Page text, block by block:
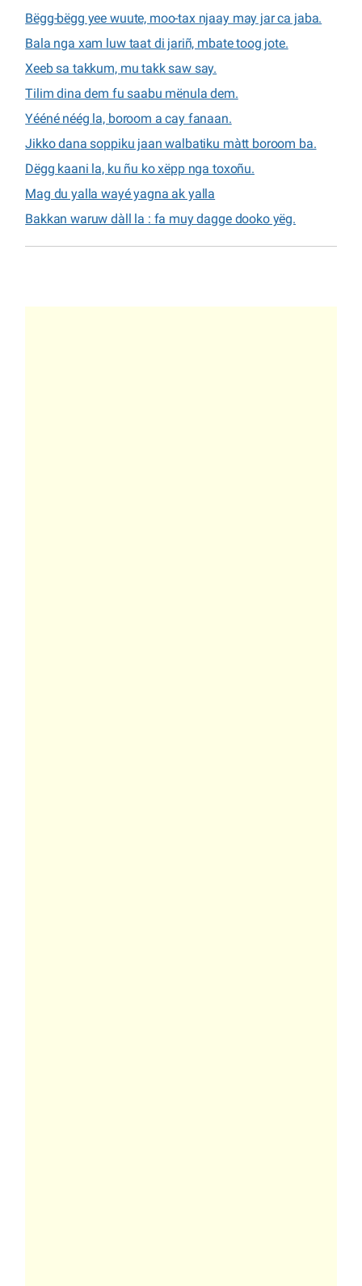
Bëgg-bëgg yee wuute, moo-tax njaay may jar ca jaba.
Bala nga xam luw taat di jariñ, mbate toog jote.
Xeeb sa takkum, mu takk saw say.
Tilim dina dem fu saabu mënula dem.
Yééné néég la, boroom a cay fanaan.
Jikko dana soppiku jaan walbatiku màtt boroom ba.
Dëgg kaani la, ku ñu ko xëpp nga toxoñu.
Mag du yalla wayé yagna ak yalla
Bakkan waruw dàll la : fa muy dagge dooko yëg.